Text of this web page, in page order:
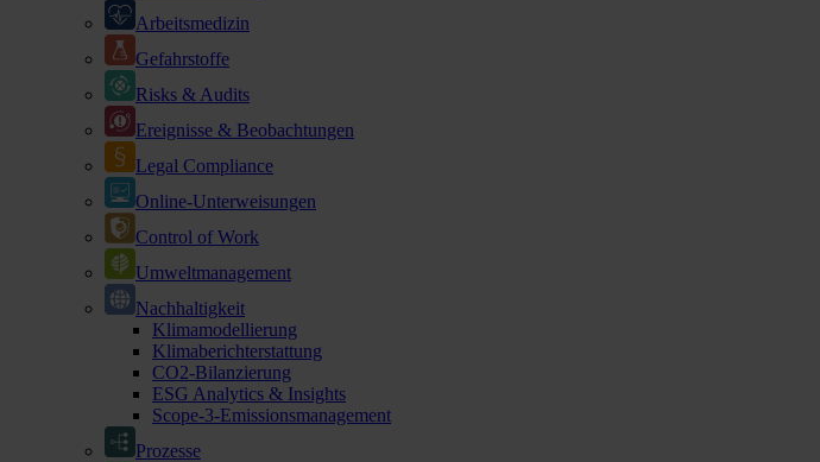
Arbeitsmedizin
Gefahrstoffe
Risks & Audits
Ereignisse & Beobachtungen
Legal Compliance
Online-Unterweisungen
Control of Work
Umweltmanagement
Nachhaltigkeit
Klimamodellierung
Klimaberichterstattung
CO2-Bilanzierung
ESG Analytics & Insights
Scope-3-Emissionsmanagement
Prozesse